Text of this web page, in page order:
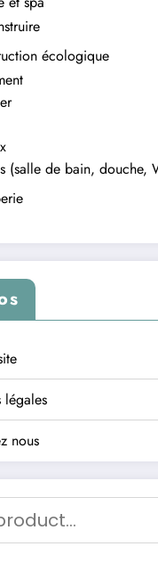
écologique
(salle de bain, douche,
légales
nous